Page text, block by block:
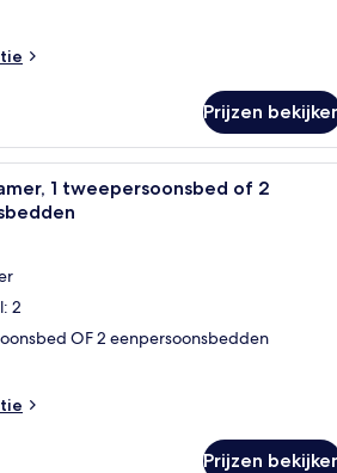
Prijzen
Een slaapkamer met een
1 tweepersoonsbed of 2
2
OF 2 eenpersoonsbedden
Prijzen